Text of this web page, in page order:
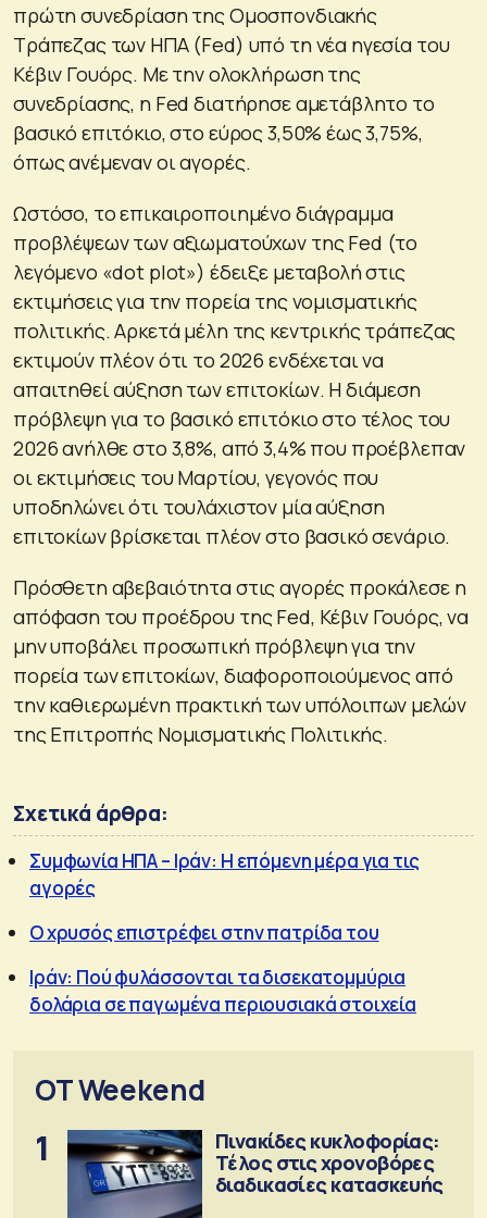
πρώτη συνεδρίαση της Ομοσπονδιακής
Τράπεζας των ΗΠΑ (Fed) υπό τη νέα ηγεσία του
Κέβιν Γουόρς. Με την ολοκλήρωση της
συνεδρίασης, η Fed διατήρησε αμετάβλητο το
βασικό επιτόκιο, στο εύρος 3,50% έως 3,75%,
όπως ανέμεναν οι αγορές.
Ωστόσο, το επικαιροποιημένο διάγραμμα
προβλέψεων των αξιωματούχων της Fed (το
λεγόμενο «dot plot») έδειξε μεταβολή στις
εκτιμήσεις για την πορεία της νομισματικής
πολιτικής. Αρκετά μέλη της κεντρικής τράπεζας
εκτιμούν πλέον ότι το 2026 ενδέχεται να
απαιτηθεί αύξηση των επιτοκίων. Η διάμεση
πρόβλεψη για το βασικό επιτόκιο στο τέλος του
2026 ανήλθε στο 3,8%, από 3,4% που προέβλεπαν
οι εκτιμήσεις του Μαρτίου, γεγονός που
υποδηλώνει ότι τουλάχιστον μία αύξηση
επιτοκίων βρίσκεται πλέον στο βασικό σενάριο.
Πρόσθετη αβεβαιότητα στις αγορές προκάλεσε η
απόφαση του προέδρου της Fed, Κέβιν Γουόρς, να
μην υποβάλει προσωπική πρόβλεψη για την
πορεία των επιτοκίων, διαφοροποιούμενος από
την καθιερωμένη πρακτική των υπόλοιπων μελών
της Επιτροπής Νομισματικής Πολιτικής.
Σχετικά άρθρα:
Συμφωνία ΗΠΑ – Ιράν: Η επόμενη μέρα για τις
αγορές
Ο χρυσός επιστρέφει στην πατρίδα του
Ιράν: Πού φυλάσσονται τα δισεκατομμύρια
δολάρια σε παγωμένα περιουσιακά στοιχεία
OT Weekend
1
Πινακίδες κυκλοφορίας:
Τέλος στις χρονοβόρες
διαδικασίες κατασκευής